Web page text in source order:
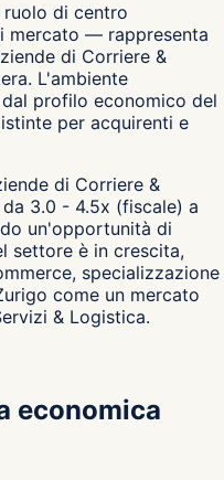
di centro
mercato — rappresenta
di Corriere &
L'ambiente
profilo economico del
per acquirenti e
di Corriere &
3.0 - 4.5x (fiscale) a
un'opportunità di
settore è in crescita,
specializzazione
come un mercato
& Logistica.
economica